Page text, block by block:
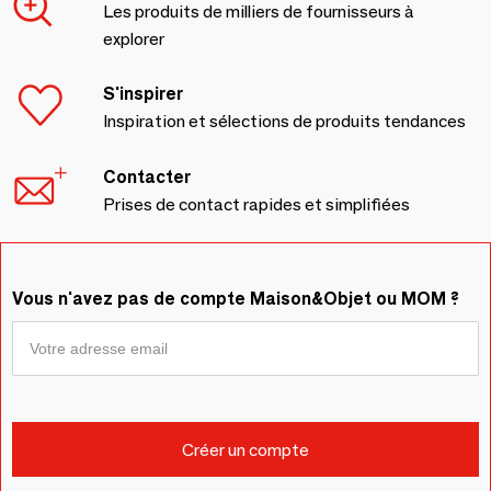
Les produits de milliers de fournisseurs à
explorer
S'inspirer
Inspiration et sélections de produits tendances
Contacter
Prises de contact rapides et simplifiées
Vous n'avez pas de compte Maison&Objet ou MOM ?